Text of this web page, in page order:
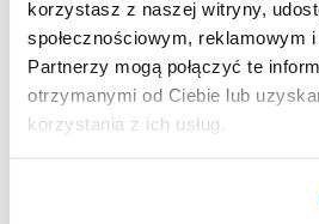
korzystasz z naszej witryny,
społecznościowym, reklamowym
Partnerzy mogą połączyć te
otrzymanymi od Ciebie lub
korzystania z ich usług.
wykazuje działanie uzależniające.
powinno się przyjmować a w jak
możliwie najkrótszy okres czasu. W
niepokojących symptomów,
sięgania po Solpadeinę, należy
Dodatkowo stosowanie leków